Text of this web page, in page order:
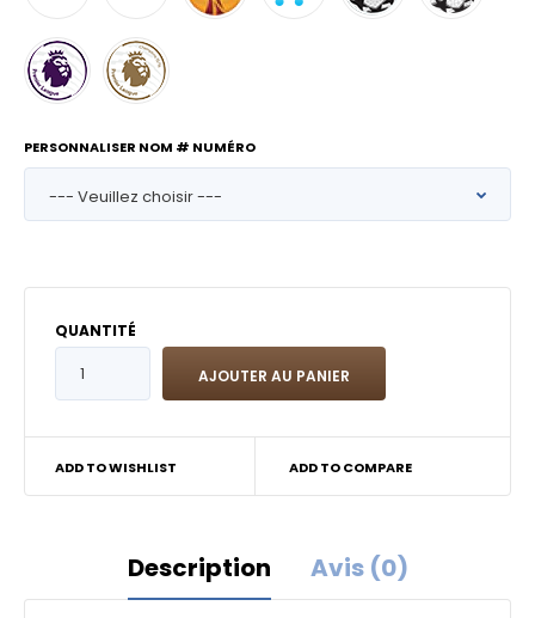
PERSONNALISER NOM # NUMÉRO
QUANTITÉ
ADD TO WISHLIST ADD TO COMPARE
Description Avis (0)